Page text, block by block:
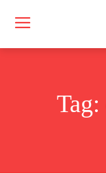
Tag: